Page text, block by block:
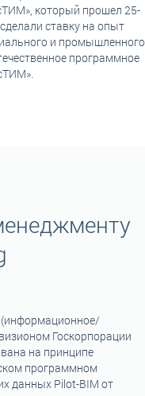
который прошел 25-
ставку на опыт
и промышленного
программное
(информационное/
Госкорпорации
на принципе
программном
данных Pilot-BIM от